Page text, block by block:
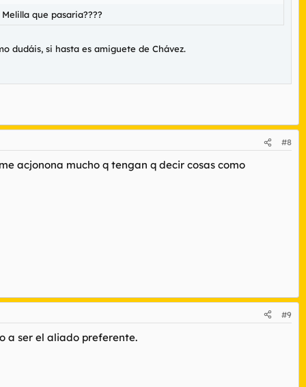
que pasaria????
dudáis, si hasta es amiguete de Chávez.
#8
acjonona mucho q tengan q decir cosas como
#9
a ser el aliado preferente.